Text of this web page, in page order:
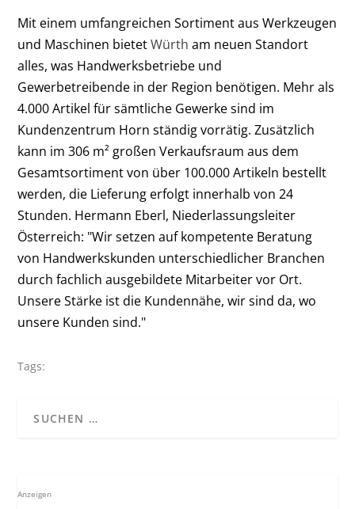
Mit einem umfangreichen Sortiment aus Werkzeugen
und Maschinen bietetWürth am neuen Standort
alles, was Handwerksbetriebe und
Gewerbetreibende in der Region benötigen. Mehr als
4.000 Artikel für sämtliche Gewerke sind im
Kundenzentrum Horn ständig vorrätig. Zusätzlich
kann im 306 m² großen Verkaufsraum aus dem
Gesamtsortiment von über 100.000 Artikeln bestellt
werden, die Lieferung erfolgt innerhalb von 24
Stunden. Hermann Eberl, Niederlassungsleiter
Österreich: "Wir setzen auf kompetente Beratung
von Handwerkskunden unterschiedlicher Branchen
durch fachlich ausgebildete Mitarbeiter vor Ort.
Unsere Stärke ist die Kundennähe, wir sind da, wo
unsere Kunden sind."
Tags:
Anzeigen